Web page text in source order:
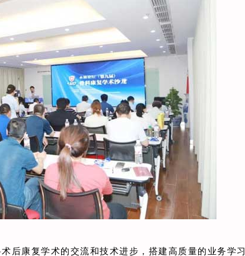
后康复学术的交流和技术进步，搭建高质量的业务学习